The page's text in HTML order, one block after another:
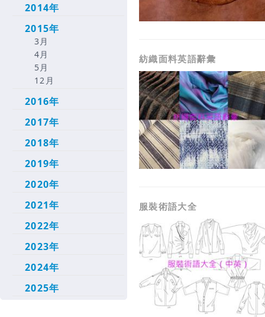
2014年
2015年
3月
4月
5月
12月
2016年
2017年
2018年
2019年
2020年
2021年
2022年
2023年
2024年
2025年
紡織面料英語辭彙
服裝術語大全